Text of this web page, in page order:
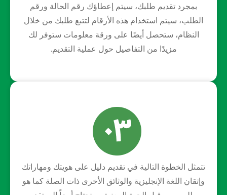
بمجرد تقديم طلبك، سيتم إعطاؤك رقم الحالة ورقم
الطلب، سيتم استخدام هذه الأرقام لتتبع طلبك من خلال
النظام، ستحصل أيضًا على ورقة معلومات ستوفر لك
مزيدًا من التفاصيل حول عملية التقديم.
تتمثل الخطوة التالية في تقديم دليل على هويتك ومهاراتك
وإتقان اللغة الإنجليزية والوثائق الأخرى ذات الصلة كما هو